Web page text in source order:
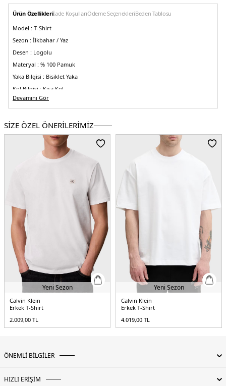
Ürün Özellikleriİade KoşullarıÖdeme SeçenekleriBeden Tablosu
Model : T-Shirt
Sezon : İlkbahar / Yaz
Desen : Logolu
Materyal : % 100 Pamuk
Yaka Bilgisi : Bisiklet Yaka
Kol Bilgisi : Kısa Kol
Kalıp Bilgisi :Regular Fit
Üretim Yeri :Sri Lanka
5DE1J30J327109PDH.52
Devamını Gör
SİZE ÖZEL ÖNERİLERİMİZ
Yeni Sezon
Calvin Klein
Erkek T-Shirt
2.009,00 TL
Yeni Sezon
Calvin Klein
Erkek T-Shirt
4.019,00 TL
ÖNEMLİ BİLGİLER
HIZLI ERİŞİM